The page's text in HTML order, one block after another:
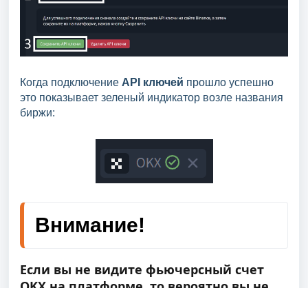
Когда подключение API ключей прошло успешно
это показывает зеленый индикатор возле названия
биржи:
Внимание!
Если вы не видите фьючерсный счет